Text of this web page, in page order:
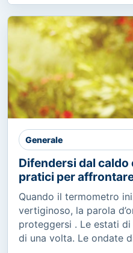
Generale
Difendersi dal
pratici per
Quando il termometro
vertiginoso, la parola
proteggersi . Le estati
di una volta. Le ondate